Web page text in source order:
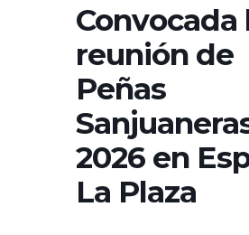
Convocada
reunión de
Peñas
2026 en
La Plaza